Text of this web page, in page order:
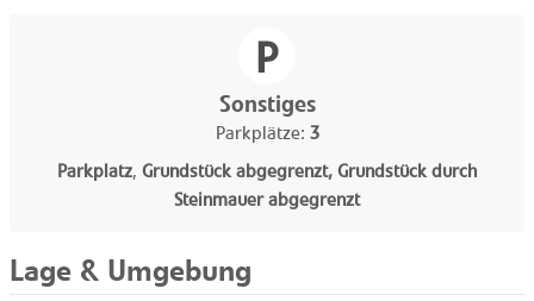
Sonstiges
Parkplätze: 3
Parkplatz, Grundstück abgegrenzt, Grundstück durch
Steinmauer abgegrenzt
Lage & Umgebung